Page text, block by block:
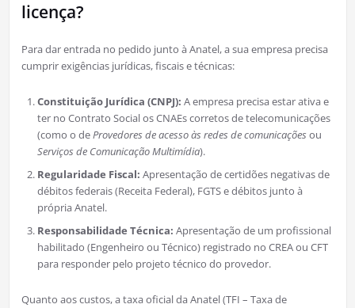
licença?
Para dar entrada no pedido junto à Anatel, a sua empresa precisa
cumprir exigências jurídicas, fiscais e técnicas:
Constituição Jurídica (CNPJ): A empresa precisa estar ativa e
ter no Contrato Social os CNAEs corretos de telecomunicações
(como o deProvedores de acesso às redes de comunicações ou
Serviços de Comunicação Multimídia).
Regularidade Fiscal: Apresentação de certidões negativas de
débitos federais (Receita Federal), FGTS e débitos junto à
própria Anatel.
Responsabilidade Técnica: Apresentação de um profissional
habilitado (Engenheiro ou Técnico) registrado no CREA ou CFT
para responder pelo projeto técnico do provedor.
Quanto aos custos, a taxa oficial da Anatel (TFI – Taxa de